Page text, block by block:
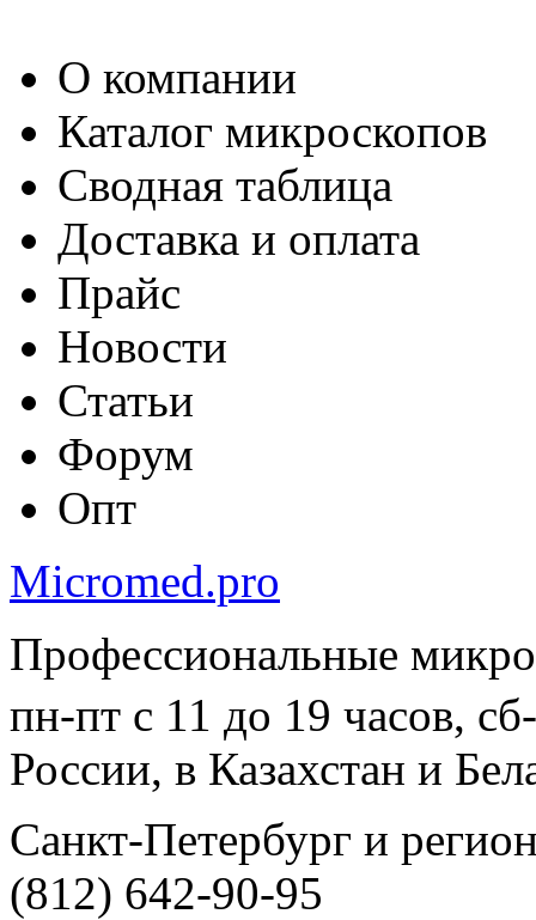
О компании
Каталог микроскопов
Сводная таблица
Доставка и оплата
Прайс
Новости
Статьи
Форум
Опт
Micromed.pro
Профессиональные
пн-пт с 11 до 19 часов,
России, в Казахстан и
Санкт-Петербург и
(812) 642-90-95